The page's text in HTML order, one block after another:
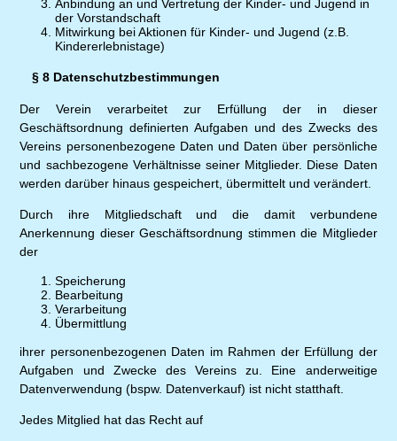
Anbindung an und Vertretung der Kinder- und Jugend in
der Vorstandschaft
Mitwirkung bei Aktionen für Kinder- und Jugend (z.B.
Kindererlebnistage)
§ 8 Datenschutzbestimmungen
Der Verein verarbeitet zur Erfüllung der in dieser
Geschäftsordnung definierten Aufgaben und des Zwecks des
Vereins personenbezogene Daten und Daten über persönliche
und sachbezogene Verhältnisse seiner Mitglieder. Diese Daten
werden darüber hinaus gespeichert, übermittelt und verändert.
Durch ihre Mitgliedschaft und die damit verbundene
Anerkennung dieser Geschäftsordnung stimmen die Mitglieder
der
Speicherung
Bearbeitung
Verarbeitung
Übermittlung
ihrer personenbezogenen Daten im Rahmen der Erfüllung der
Aufgaben und Zwecke des Vereins zu. Eine anderweitige
Datenverwendung (bspw. Datenverkauf) ist nicht statthaft.
Jedes Mitglied hat das Recht auf